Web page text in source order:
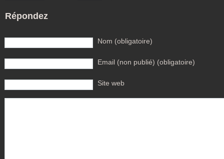
Répondez
Nom (obligatoire)
Email (non publié) (obligatoire)
Site web